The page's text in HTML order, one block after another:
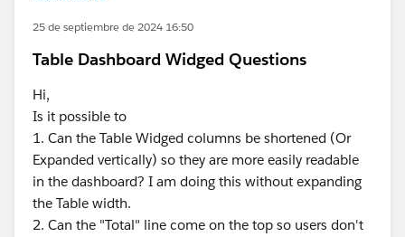
25 de septiembre de 2024 16:50
Table Dashboard Widged Questions
Hi,
Is it possible to
1. Can the Table Widged columns be shortened (Or
Expanded vertically) so they are more easily readable
in the dashboard? I am doing this without expanding
the Table width.
2. Can the "Total" line come on the top so users don't